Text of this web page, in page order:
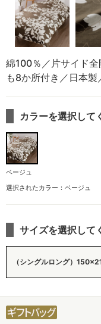
綿100％／片サイド
も8か所付き／日本製
カラーを選択して
ベージュ
選択されたカラー：ベージュ
サイズを選択して
（シングルロング）